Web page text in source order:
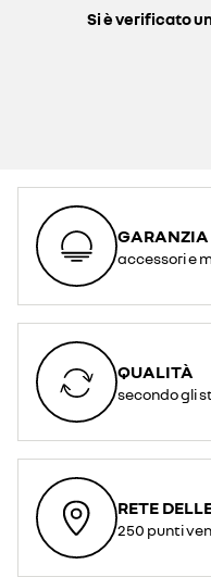
Si è verificato
GARANZIA
accessori e
QUALITÀ
secondo gli
RETE
250 punti